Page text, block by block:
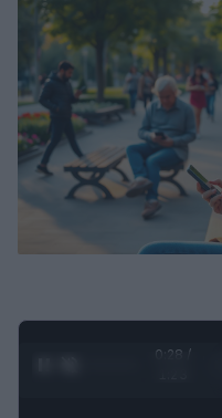
0:28 /